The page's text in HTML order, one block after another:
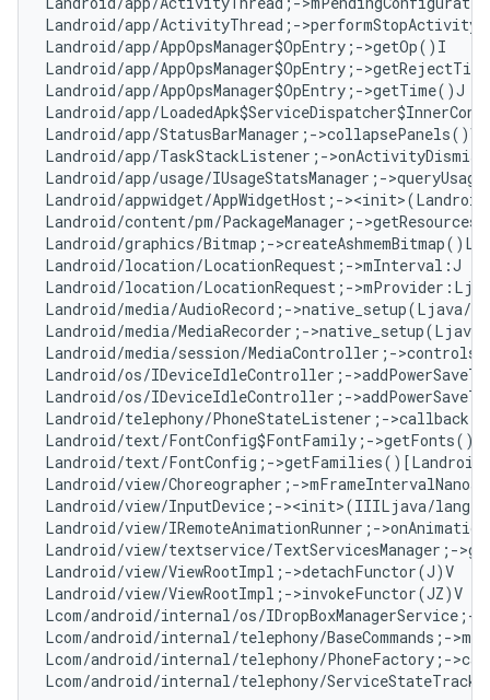
Landroid/app/ActivityThread;-
Landroid/app/AppOpsManager$OpEntry;->getOp()I
Landroid/app/AppOpsManager$OpEntry;-
Landroid/app/AppOpsManager$OpEntry;->getTime()J
Landroid/app/
Landroid/app/StatusBarManager;->collapsePanels()V
Landroid/app/TaskStackListener;-
Landroid/app/usage/IUsageStatsManager;-
Landroid/appwidget/AppWidgetHost;-
Landroid/content/pm/PackageManager;-
Landroid/graphics/Bitmap;-
Landroid/location/LocationRequest;->mInterval:J
Landroid/location/LocationRequest;-
Landroid/media/AudioRecord;-
Landroid/media/MediaRecorder;-
Landroid/media/session/MediaController;-
Landroid/os/IDeviceIdleController;-
Landroid/os/IDeviceIdleController;-
Landroid/telephony/PhoneStateListener;-
Landroid/text/FontConfig$FontFamily;-
Landroid/text/FontConfig;-
Landroid/view/Choreographer;-
Landroid/view/InputDevice;-><init>(IIILjava/lang/
Landroid/view/IRemoteAnimationRunner;-
Landroid/view/textservice/TextServicesManager;-
Landroid/view/ViewRootImpl;->detachFunctor(J)V
Landroid/view/ViewRootImpl;->invokeFunctor(JZ)V
Lcom/android/internal/os/
Lcom/android/internal/telephony/BaseCommands;-
Lcom/android/internal/telephony/PhoneFactory;-
Lcom/android/internal/telephony/